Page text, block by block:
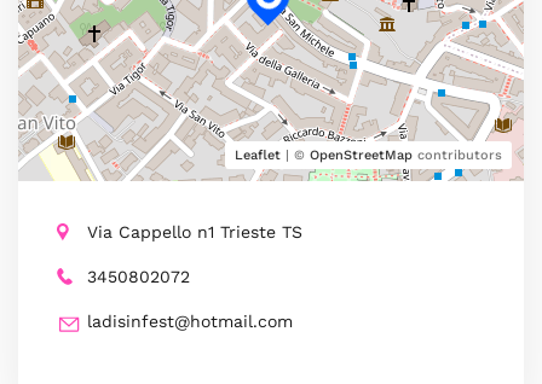
Leaflet | © OpenStreetMap contributors
Via Cappello n1 Trieste TS
3450802072
ladisinfest@hotmail.com